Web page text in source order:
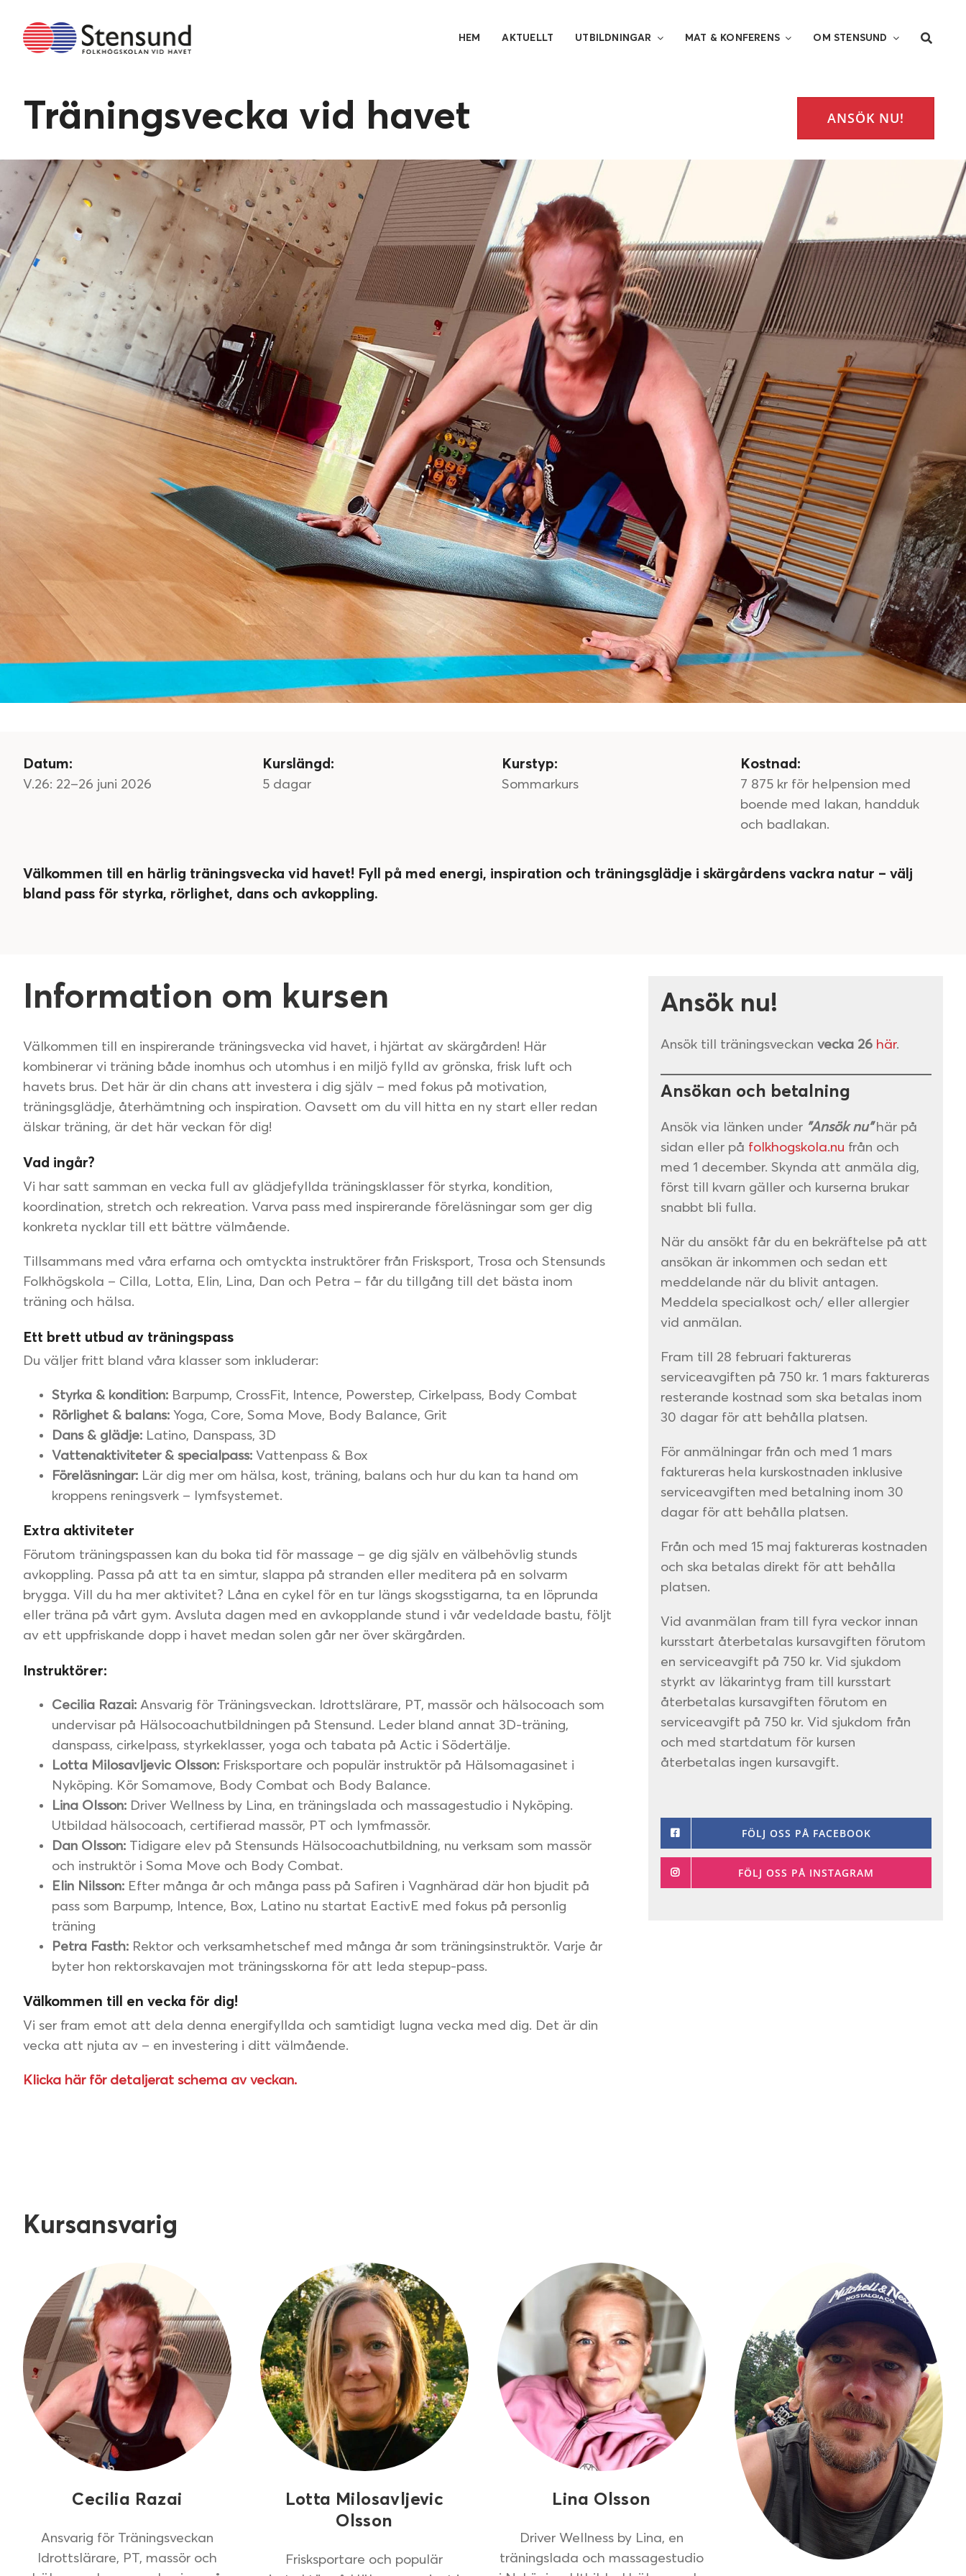
innehållet
HEM AKTUELLT UTBILDNINGAR MAT & KONFERENS OM STENSUND
Träningsvecka vid havet ANSÖK NU!
Datum:
V.26: 22–26 juni 2026
Kurslängd:
5 dagar
Kurstyp:
Sommarkurs
Kostnad:
7 875 kr för helpension med
boende med lakan, handduk
och badlakan.
Välkommen till en härlig träningsvecka vid havet! Fyll på med energi, inspiration och träningsglädje i skärgårdens vackra natur – välj
bland pass för styrka, rörlighet, dans och avkoppling.
Information om kursen
Välkommen till en inspirerande träningsvecka vid havet, i hjärtat av skärgården! Här
kombinerar vi träning både inomhus och utomhus i en miljö fylld av grönska, frisk luft och
havets brus. Det här är din chans att investera i dig själv – med fokus på motivation,
träningsglädje, återhämtning och inspiration. Oavsett om du vill hitta en ny start eller redan
älskar träning, är det här veckan för dig!
Vad ingår?
Vi har satt samman en vecka full av glädjefyllda träningsklasser för styrka, kondition,
koordination, stretch och rekreation. Varva pass med inspirerande föreläsningar som ger dig
konkreta nycklar till ett bättre välmående.
Tillsammans med våra erfarna och omtyckta instruktörer från Frisksport, Trosa och Stensunds
Folkhögskola – Cilla, Lotta, Elin, Lina, Dan och Petra – får du tillgång till det bästa inom
träning och hälsa.
Ett brett utbud av träningspass
Du väljer fritt bland våra klasser som inkluderar:
Styrka & kondition: Barpump, CrossFit, Intence, Powerstep, Cirkelpass, Body Combat
Rörlighet & balans: Yoga, Core, Soma Move, Body Balance, Grit
Dans & glädje: Latino, Danspass, 3D
Vattenaktiviteter & specialpass: Vattenpass & Box
Föreläsningar: Lär dig mer om hälsa, kost, träning, balans och hur du kan ta hand om
kroppens reningsverk – lymfsystemet.
Extra aktiviteter
Förutom träningspassen kan du boka tid för massage – ge dig själv en välbehövlig stunds
avkoppling. Passa på att ta en simtur, slappa på stranden eller meditera på en solvarm
brygga. Vill du ha mer aktivitet? Låna en cykel för en tur längs skogsstigarna, ta en löprunda
eller träna på vårt gym. Avsluta dagen med en avkopplande stund i vår vedeldade bastu, följt
av ett uppfriskande dopp i havet medan solen går ner över skärgården.
Instruktörer:
Cecilia Razai: Ansvarig för Träningsveckan. Idrottslärare, PT, massör och hälsocoach som
undervisar på Hälsocoachutbildningen på Stensund. Leder bland annat 3D-träning,
danspass, cirkelpass, styrkeklasser, yoga och tabata på Actic i Södertälje.
Lotta Milosavljevic Olsson: Frisksportare och populär instruktör på Hälsomagasinet i
Nyköping. Kör Somamove, Body Combat och Body Balance.
Lina Olsson: Driver Wellness by Lina, en träningslada och massagestudio i Nyköping.
Utbildad hälsocoach, certifierad massör, PT och lymfmassör.
Dan Olsson: Tidigare elev på Stensunds Hälsocoachutbildning, nu verksam som massör
och instruktör i Soma Move och Body Combat.
Elin Nilsson: Efter många år och många pass på Safiren i Vagnhärad där hon bjudit på
pass som Barpump, Intence, Box, Latino nu startat EactivE med fokus på personlig
träning
Petra Fasth: Rektor och verksamhetschef med många år som träningsinstruktör. Varje år
byter hon rektorskavajen mot träningsskorna för att leda stepup-pass.
Välkommen till en vecka för dig!
Vi ser fram emot att dela denna energifyllda och samtidigt lugna vecka med dig. Det är din
vecka att njuta av – en investering i ditt välmående.
Klicka här för detaljerat schema av veckan.
Ansök nu!
Ansök till träningsveckan vecka 26 här.
Ansökan och betalning
Ansök via länken under ”Ansök nu”här på
sidan eller på folkhogskola.nu från och
med 1 december. Skynda att anmäla dig,
först till kvarn gäller och kurserna brukar
snabbt bli fulla.
När du ansökt får du en bekräftelse på att
ansökan är inkommen och sedan ett
meddelande när du blivit antagen.
Meddela specialkost och/ eller allergier
vid anmälan.
Fram till 28 februari faktureras
serviceavgiften på 750 kr. 1 mars faktureras
resterande kostnad som ska betalas inom
30 dagar för att behålla platsen.
För anmälningar från och med 1 mars
faktureras hela kurskostnaden inklusive
serviceavgiften med betalning inom 30
dagar för att behålla platsen.
Från och med 15 maj faktureras kostnaden
och ska betalas direkt för att behålla
platsen.
Vid avanmälan fram till fyra veckor innan
kursstart återbetalas kursavgiften förutom
en serviceavgift på 750 kr. Vid sjukdom
styrkt av läkarintyg fram till kursstart
återbetalas kursavgiften förutom en
serviceavgift på 750 kr. Vid sjukdom från
och med startdatum för kursen
återbetalas ingen kursavgift.
FÖLJ OSS PÅ FACEBOOK
FÖLJ OSS PÅ INSTAGRAM
Kursansvarig
Cecilia Razai
Ansvarig för Träningsveckan
Idrottslärare, PT, massör och
Lotta Milosavljevic
Olsson
Frisksportare och populär
Lina Olsson
Driver Wellness by Lina, en
träningslada och massagestudio